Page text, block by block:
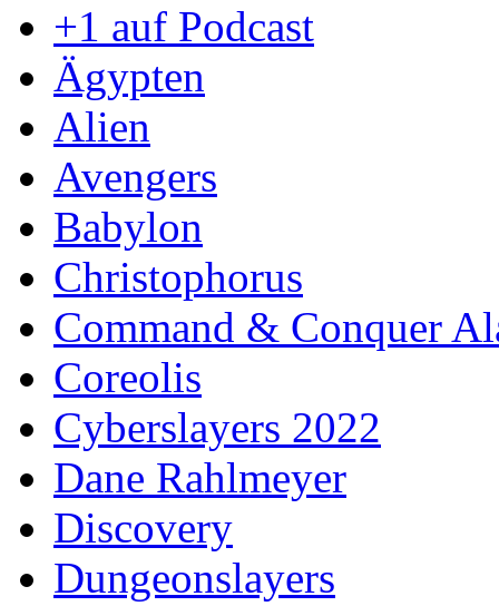
+1 auf Podcast
Ägypten
Alien
Avengers
Babylon
Christophorus
Command & Conquer
Coreolis
Cyberslayers 2022
Dane Rahlmeyer
Discovery
Dungeonslayers